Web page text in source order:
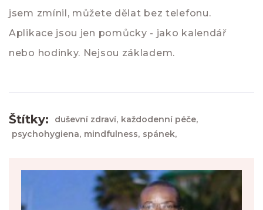
jsem zmínil, můžete dělat bez telefonu.
Aplikace jsou jen pomůcky - jako kalendář
nebo hodinky. Nejsou základem.
Štítky: duševní zdraví, každodenní péče,
psychohygiena, mindfulness, spánek,